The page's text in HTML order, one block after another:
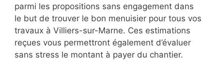
parmi les propositions sans engagement dans
le but de trouver le bon menuisier pour tous vos
travaux à Villiers-sur-Marne. Ces estimations
reçues vous permettront également d’évaluer
sans stress le montant à payer du chantier.